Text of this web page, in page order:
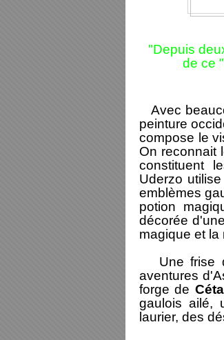
"Depuis
de ce
Avec
peinture
compose le
On reconnait
constituent
Uderzo
emblèmes
potion
décorée
magique et
Une frise
aventures
forge de
gaulois ailé,
laurier, des